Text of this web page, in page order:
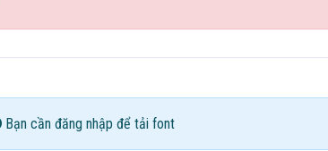
Bạn cần đăng nhập để tải font